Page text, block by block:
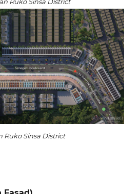
Ruko Sinsa District